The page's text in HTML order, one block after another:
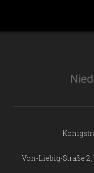
Von-Liebig-Straße